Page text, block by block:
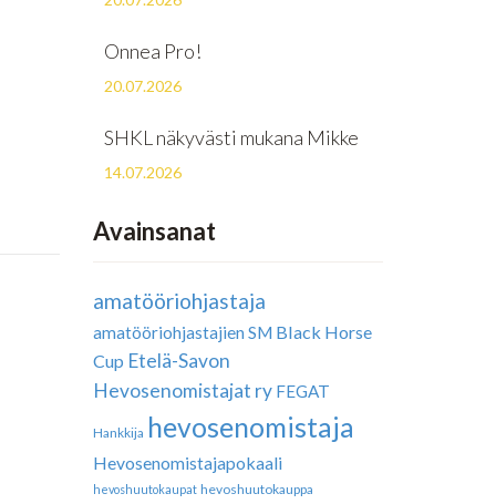
Onnea Pro!
20.07.2026
SHKL näkyvästi mukana Mikke
14.07.2026
Avainsanat
amatööriohjastaja
amatööriohjastajien SM Black Horse
Cup Etelä-Savon
Hevosenomistajat ry FEGAT
Hankkija hevosenomistaja
Hevosenomistajapokaali
hevoshuutokaupat hevoshuutokauppa